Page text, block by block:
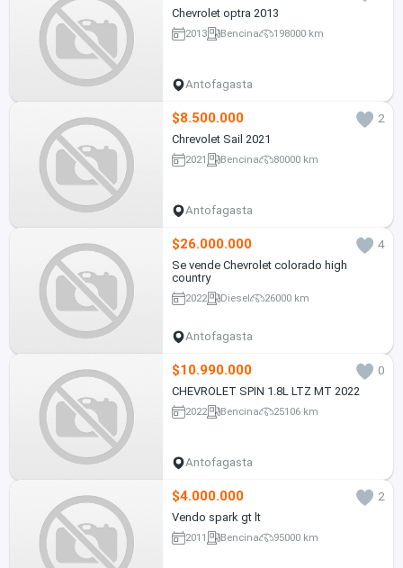
Chevrolet optra 2013
2013 Bencina 198000 km
Antofagasta
$8.500.000
2
Chrevolet Sail 2021
2021 Bencina 80000 km
Antofagasta
$26.000.000
4
Se vende Chevrolet colorado high
country
2022 Diesel 26000 km
Antofagasta
$10.990.000
0
CHEVROLET SPIN 1.8L LTZ MT 2022
2022 Bencina 25106 km
Antofagasta
$4.000.000
2
Vendo spark gt lt
2011 Bencina 95000 km